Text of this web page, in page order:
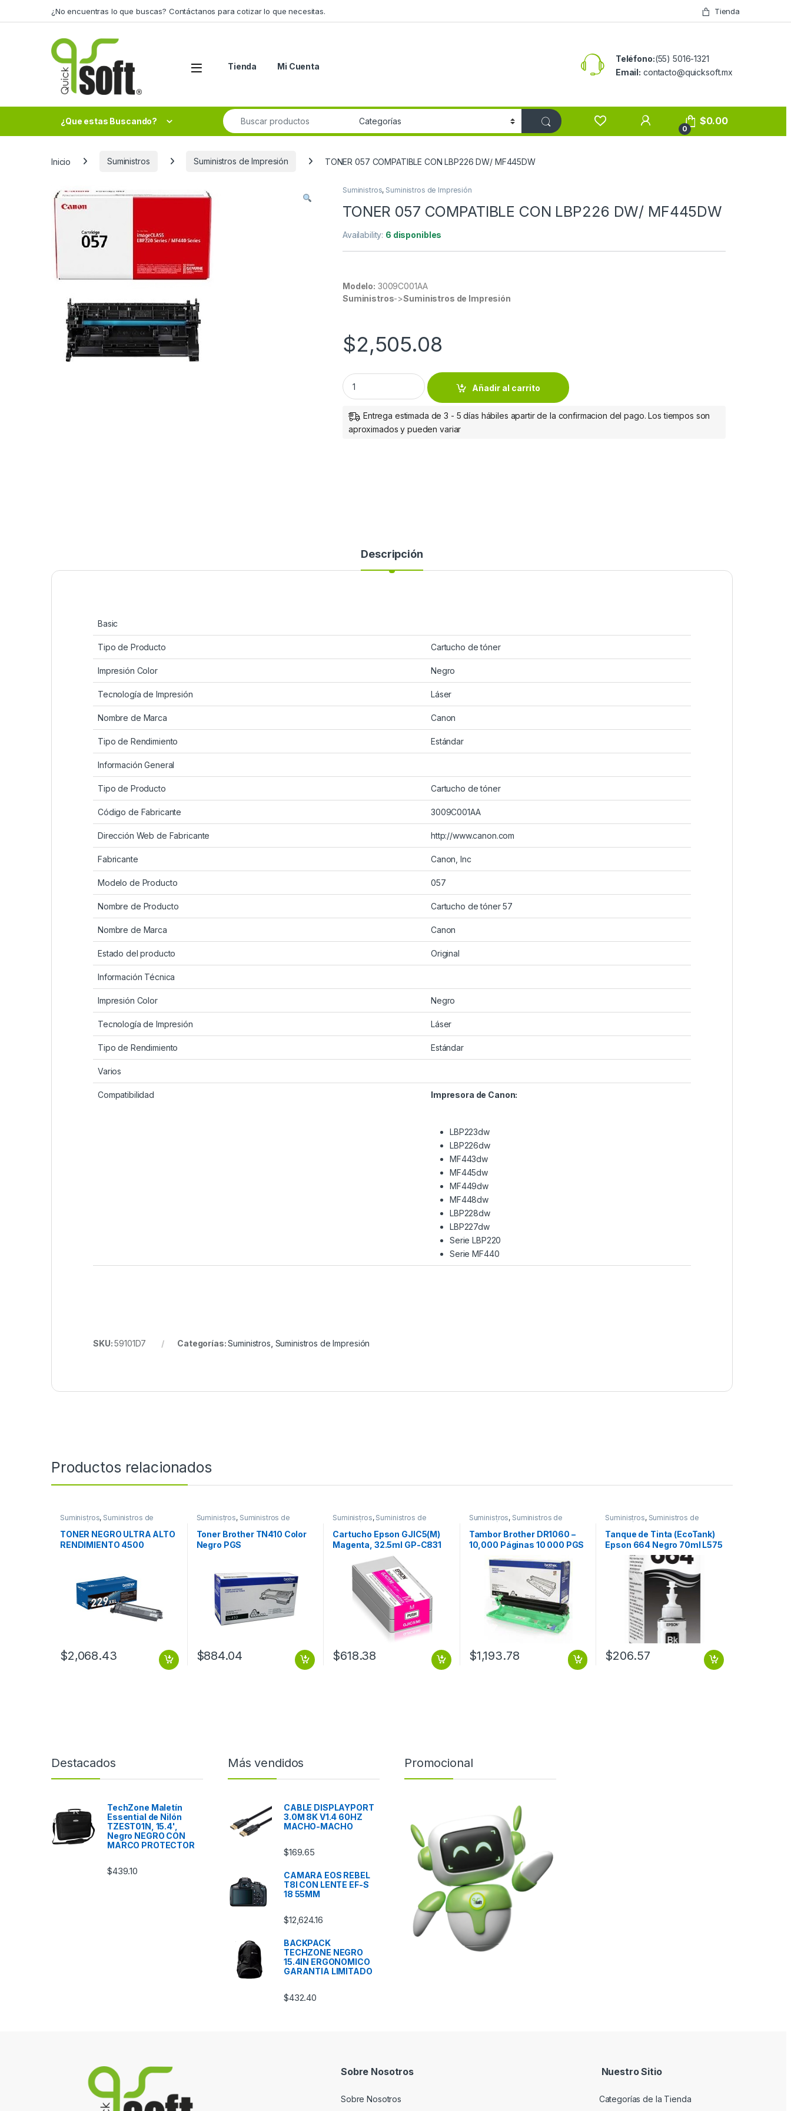
¿No encuentras lo que buscas? Contáctanos para cotizar lo que necesitas. Tienda
Tienda Mi Cuenta
Teléfono:(55) 5016-1321
Email: contacto@quicksoft.mx
¿Que estas Buscando?
Search for:
0
$0.00
Inicio Suministros Suministros de Impresión TONER 057 COMPATIBLE CON LBP226 DW/ MF445DW
Suministros, Suministros de Impresión
TONER 057 COMPATIBLE CON LBP226 DW/ MF445DW
Availability: 6 disponibles
Modelo: 3009C001AA
Suministros->Suministros de Impresión
$2,505.08
TONER 057 COMPATIBLE CON LBP226 DW/ MF445DW quantity
Añadir al carrito
Entrega estimada de 3 - 5 días hábiles apartir de la confirmacion del pago. Los tiempos son
aproximados y pueden variar
Descripción
Basic
Tipo de Producto Cartucho de tóner
Impresión Color Negro
Tecnología de Impresión Láser
Nombre de Marca Canon
Tipo de Rendimiento Estándar
Información General
Tipo de Producto Cartucho de tóner
Código de Fabricante 3009C001AA
Dirección Web de Fabricante http://www.canon.com
Fabricante Canon, Inc
Modelo de Producto 057
Nombre de Producto Cartucho de tóner 57
Nombre de Marca Canon
Estado del producto Original
Información Técnica
Impresión Color Negro
Tecnología de Impresión Láser
Tipo de Rendimiento Estándar
Varios
Compatibilidad Impresora de Canon:
LBP223dw
LBP226dw
MF443dw
MF445dw
MF449dw
MF448dw
LBP228dw
LBP227dw
Serie LBP220
Serie MF440
SKU:59101D7 Categorías:Suministros Suministros de Impresión
Productos relacionados
Suministros, Suministros de
Impresión
TONER NEGRO ULTRA ALTO
RENDIMIENTO 4500
$2,068.43
Suministros, Suministros de
Impresión
Toner Brother TN410 Color
Negro PGS
$884.04
Suministros, Suministros de
Impresión
Cartucho Epson GJIC5(M)
Magenta, 32.5ml GP-C831
$618.38
Suministros, Suministros de
Impresión
Tambor Brother DR1060 –
10,000 Páginas 10 000 PGS
$1,193.78
Suministros, Suministros de
Impresión
Tanque de Tinta (EcoTank)
Epson 664 Negro 70ml L575
L495 L1300
$206.57
Destacados
TechZone Maletín
Essential de Nilón
TZEST01N, 15.4',
Negro NEGRO CON
MARCO PROTECTOR
$439.10
Más vendidos
CABLE DISPLAYPORT
3.0M 8K V1.4 60HZ
MACHO-MACHO
$169.65
CAMARA EOS REBEL
T8I CON LENTE EF-S
18 55MM
$12,624.16
BACKPACK
TECHZONE NEGRO
15.4IN ERGONOMICO
GARANTIA LIMITADO
$432.40
Promocional
Sobre Nosotros
Sobre Nosotros
Nuestro Sitio
Categorías de la Tienda